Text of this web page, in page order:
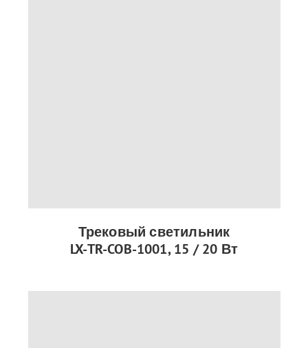
Трековый светильник
LX-TR-COB-1001, 15 / 20 Вт